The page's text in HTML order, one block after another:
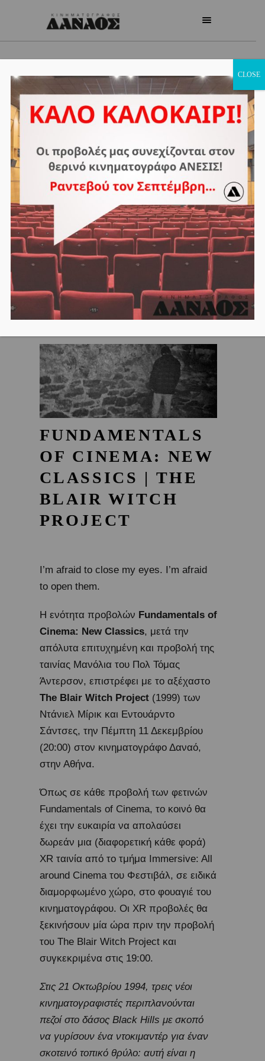
FUNDAMENTALS
OF CINEMA: NEW
CLASSICS | THE
BLAIR WITCH
PROJECT
I’m afraid to close my eyes. I’m afraid
to open them.
Η ενότητα προβολών Fundamentals of
Cinema: New Classics, μετά την
απόλυτα επιτυχημένη και προβολή της
ταινίας Μανόλια του Πολ Τόμας
Άντερσον, επιστρέφει με το αξέχαστο
The Blair Witch Project(1999) των
Ντάνιελ Μίρικ και Εντουάρντο
Σάντσες, την Πέμπτη 11 Δεκεμβρίου
(20:00) στον κινηματογράφο Δαναό,
στην Αθήνα.
Όπως σε κάθε προβολή των φετινών
Fundamentals of Cinema, το κοινό θα
έχει την ευκαιρία να απολαύσει
δωρεάν μια (διαφορετική κάθε φορά)
XR ταινία από το τμήμα Immersive: All
around Cinema του Φεστιβάλ, σε ειδικά
διαμορφωμένο χώρο, στο φουαγιέ του
κινηματογράφου. Οι XR προβολές θα
ξεκινήσουν μία ώρα πριν την προβολή
του The Blair Witch Project και
συγκεκριμένα στις 19:00.
Στις 21 Οκτωβρίου 1994, τρεις νέοι
κινηματογραφιστές περιπλανούνται
πεζοί στο δάσος Black Hills με σκοπό
να γυρίσουν ένα ντοκιμαντέρ για έναν
σκοτεινό τοπικό θρύλο: αυτή είναι η
CLOSE